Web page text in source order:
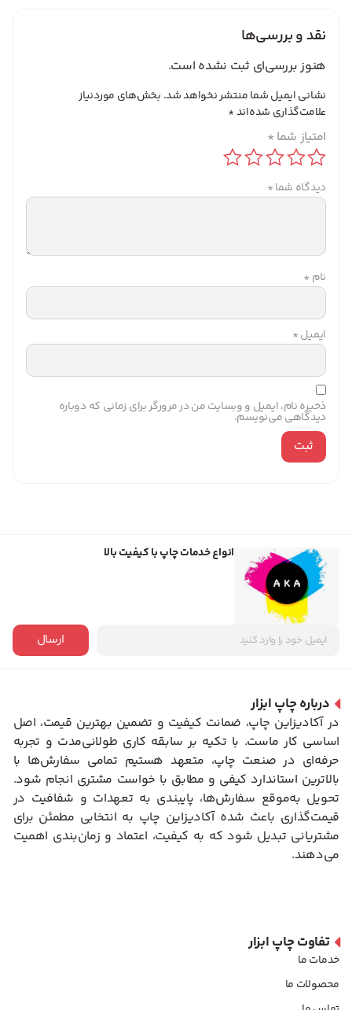
نقد و بررسی‌ها
هنوز بررسی‌ای ثبت نشده است.
نشانی ایمیل شما منتشر نخواهد شد. بخش‌های موردنیاز
علامت‌گذاری شده‌اند*
امتیاز شما *
دیدگاه شما*
نام *
ایمیل*
ذخیره نام، ایمیل و وبسایت من در مرورگر برای زمانی که دوباره
دیدگاهی می‌نویسم.
انواع خدمات چاپ با کیفیت بالا
ارسال
درباره چاپ ابزار
در آکادیزاین چاپ، ضمانت کیفیت و تضمین بهترین قیمت، اصل
اساسی کار ماست. با تکیه بر سابقه کاری طولانی‌مدت و تجربه
حرفه‌ای در صنعت چاپ، متعهد هستیم تمامی سفارش‌ها با
بالاترین استاندارد کیفی و مطابق با خواست مشتری انجام شود.
تحویل به‌موقع سفارش‌ها، پایبندی به تعهدات و شفافیت در
قیمت‌گذاری باعث شده آکادیزاین چاپ به انتخابی مطمئن برای
مشتریانی تبدیل شود که به کیفیت، اعتماد و زمان‌بندی اهمیت
می‌دهند.
تفاوت چاپ ابزار
خدمات ما
محصولات ما